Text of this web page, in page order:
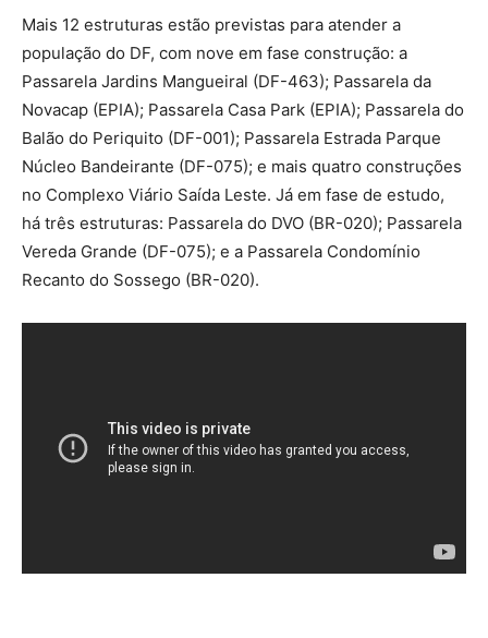
Mais 12 estruturas estão previstas para atender a
população do DF, com nove em fase construção: a
Passarela Jardins Mangueiral (DF-463); Passarela da
Novacap (EPIA); Passarela Casa Park (EPIA); Passarela do
Balão do Periquito (DF-001); Passarela Estrada Parque
Núcleo Bandeirante (DF-075); e mais quatro construções
no Complexo Viário Saída Leste. Já em fase de estudo,
há três estruturas: Passarela do DVO (BR-020); Passarela
Vereda Grande (DF-075); e a Passarela Condomínio
Recanto do Sossego (BR-020).